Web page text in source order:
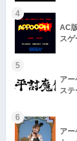
4
AC
ス
5
アー
ス
6
アー